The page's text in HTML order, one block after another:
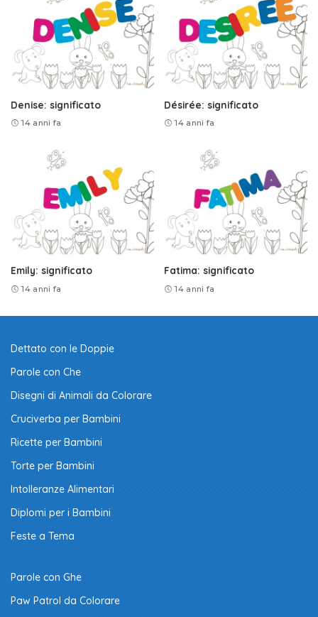
Denise: significato
14 anni fa
Désirée: significato
14 anni fa
Emily: significato
14 anni fa
Fatima: significato
14 anni fa
Dettato con le Doppie
Parole con Che
Disegni di Animali da Colorare
Cruciverba per Bambini
Ricette per Bambini
Torte per Bambini
Intolleranze Alimentari
Diplomi per i Bambini
Feste a Tema
Parole con Ghe
Paw Patrol da Colorare